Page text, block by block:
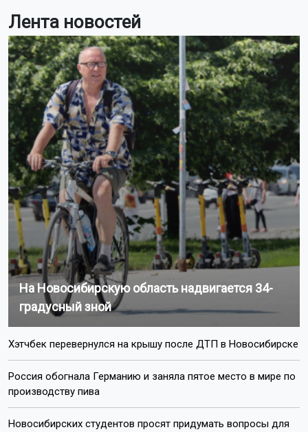
Лента новостей
На Новосибирскую область надвигается 34-
градусный зной
Хэтчбек перевернулся на крышу после ДТП в Новосибирске
Россия обогнала Германию и заняла пятое место в мире по
производству пива
Новосибирских студентов просят придумать вопросы для